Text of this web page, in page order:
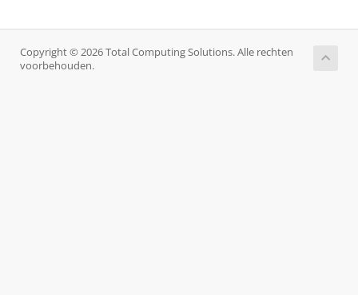
Copyright © 2026 Total Computing Solutions. Alle rechten
voorbehouden.